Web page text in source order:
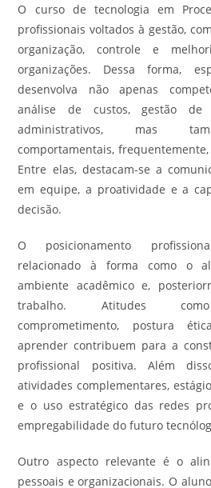
O curso de tecnologia em
profissionais voltados à gestão,
organização, controle e
organizações. Dessa forma,
desenvolva não apenas
análise de custos, gestão de
administrativos, mas
comportamentais,
Entre elas, destacam-se a
em equipe, a proatividade e a
decisão.
O posicionamento
relacionado à forma como o
ambiente acadêmico e,
trabalho. Atitudes como
comprometimento, postura
aprender contribuem para a
profissional positiva. Além
atividades complementares,
e o uso estratégico das redes
empregabilidade do futuro
Outro aspecto relevante é o
pessoais e organizacionais. O